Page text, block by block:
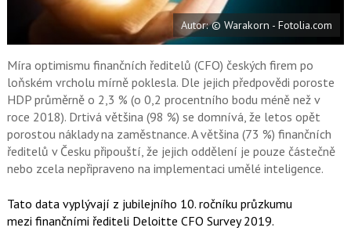
o
k
Autor: © Warakorn - Fotolia.com
Míra optimismu finančních ředitelů (CFO) českých firem po
loňském vrcholu mírně poklesla. Dle jejich předpovědi poroste
HDP průměrně o 2,3 % (o 0,2 procentního bodu méně než v
roce 2018). Drtivá většina (98 %) se domnívá, že letos opět
porostou náklady na zaměstnance. A většina (73 %) finančních
ředitelů v Česku připouští, že jejich oddělení je pouze částečně
nebo zcela nepřipraveno na implementaci umělé inteligence.
Tato data vyplývají z jubilejního 10. ročníku průzkumu
mezi finančními řediteli Deloitte CFO Survey 2019.